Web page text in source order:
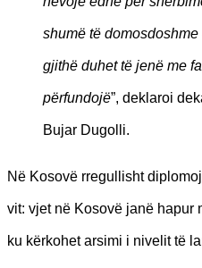
shumë të
gjithë duhet të jenë me
përfundojë”, deklaroi
Bujar Dugolli.
Në Kosovë rregullisht
vit: vjet në Kosovë janë hapur
ku kërkohet arsimi i nivelit të